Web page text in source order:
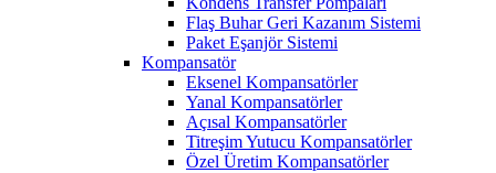
Flaş Buhar Geri Kazanım Sistemi
Paket Eşanjör Sistemi
Kompansatör
Eksenel Kompansatörler
Yanal Kompansatörler
Açısal Kompansatörler
Titreşim Yutucu Kompansatörler
Özel Üretim Kompansatörler